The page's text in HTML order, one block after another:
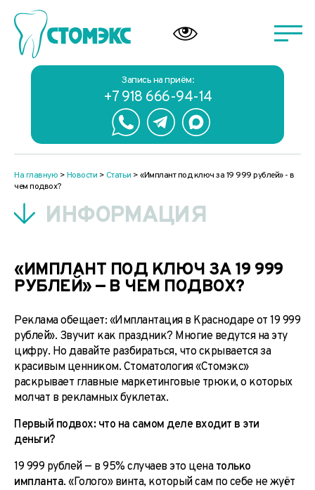
Запись на приём:
+7 918 666-94-14
На главную >Новости > Статьи >«Имплант под ключ за 19 999 рублей» - в
чем подвох?
ИНФОРМАЦИЯ
«ИМПЛАНТ ПОД КЛЮЧ ЗА 19 999
РУБЛЕЙ» — В ЧЕМ ПОДВОХ?
Реклама обещает: «Имплантация в Краснодаре от 19 999
рублей». Звучит как праздник? Многие ведутся на эту
цифру. Но давайте разбираться, что скрывается за
красивым ценником. Стоматология «Стомэкс»
раскрывает главные маркетинговые трюки, о которых
молчат в рекламных буклетах.
Первый подвох: что на самом деле входит в эти
деньги?
19 999 рублей — в 95% случаев это цена только
импланта. «Голого» винта, который сам по себе не жуёт